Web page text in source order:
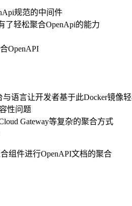
规范的中间件
了轻松聚合OpenApi的能力
OpenAPI
与语言让开发者基于此Docker镜像
性问题
Gateway等复杂的聚合方式
组件进行OpenAPI文档的聚合